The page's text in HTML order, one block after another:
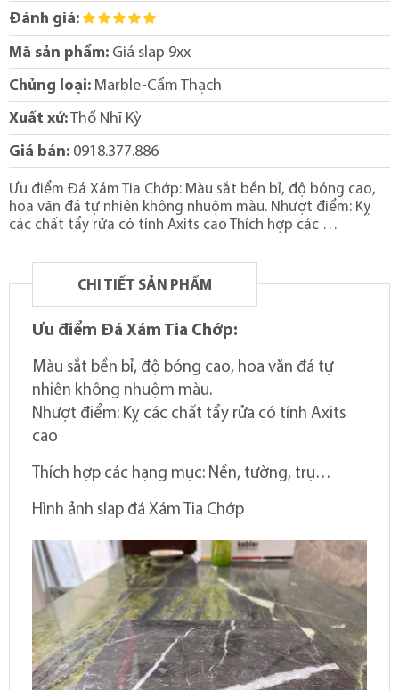
Đánh giá:
Mã sản phẩm: Giá slap 9xx
Chủng loại: Marble-Cẩm Thạch
Xuất xứ:Thổ Nhĩ Kỳ
Giá bán: 0918.377.886
Ưu điểm Đá Xám Tia Chớp: Màu sắt bền bỉ, độ bóng cao,
hoa văn đá tự nhiên không nhuộm màu. Nhượt điểm: Kỵ
các chất tẩy rửa có tính Axits cao Thích hợp các …
CHI TIẾT SẢN PHẨM
Ưu điểm Đá Xám Tia Chớp:
Màu sắt bền bỉ, độ bóng cao, hoa văn đá tự
nhiên không nhuộm màu.
Nhượt điểm: Kỵ các chất tẩy rửa có tính Axits
cao
Thích hợp các hạng mục: Nền, tường, trụ…
Hình ảnh slap đá Xám Tia Chớp